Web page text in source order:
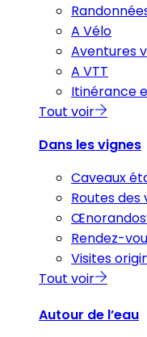
A Vélo
Aventures
A VTT
Itinérance
Tout voir
Dans les vignes
Caveaux
Routes des
Rendez-
Visites
Tout voir
Autour de l’eau